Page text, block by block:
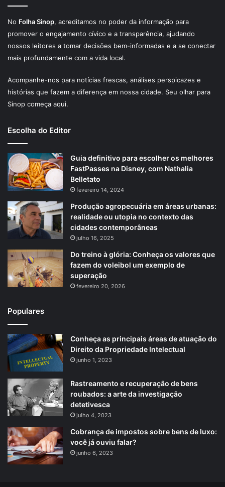
No Folha Sinop, acreditamos no poder da informação para
promover o engajamento cívico e a transparência, ajudando
nossos leitores a tomar decisões bem-informadas e a se conectar
mais profundamente com a vida local.
Acompanhe-nos para notícias frescas, análises perspicazes e
histórias que fazem a diferença em nossa cidade. Seu olhar para
Sinop começa aqui.
Escolha do Editor
Guia definitivo para escolher os melhores
FastPasses na Disney, com Nathalia
Belletato
fevereiro 14, 2024
Produção agropecuária em áreas urbanas:
realidade ou utopia no contexto das
cidades contemporâneas
julho 16, 2025
Do treino à glória: Conheça os valores que
fazem do voleibol um exemplo de
superação
fevereiro 20, 2026
Populares
Conheça as principais áreas de atuação do
Direito da Propriedade Intelectual
junho 1, 2023
Rastreamento e recuperação de bens
roubados: a arte da investigação
detetivesca
julho 4, 2023
Cobrança de impostos sobre bens de luxo:
você já ouviu falar?
junho 6, 2023